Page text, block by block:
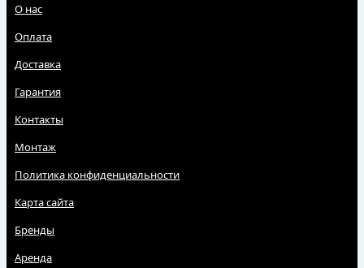
О нас
Оплата
Доставка
Гарантия
Контакты
Монтаж
Политика конфиденциальности
Карта сайта
Бренды
Аренда